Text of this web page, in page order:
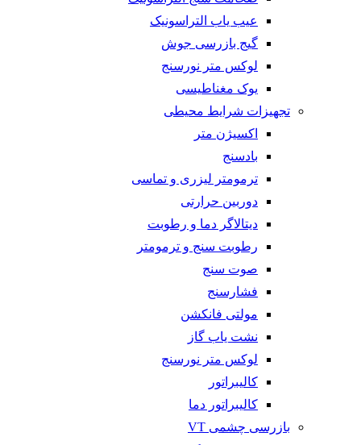
عیب یاب التراسونیک
گیج بازرسی جوش
لوکس متر نورسنج
یوک مغناطیسی
تجهیزات شرایط محیطی
اکسیژن متر
بادسنج
ترمومتر لیزری و تماسی
دوربین حرارتی
دیتالاگر دما و رطوبت
رطوبت سنج و ترمومتر
صوت سنج
فشارسنج
مولتی فانکشن
نشت یاب گاز
لوکس متر نورسنج
کالیبراتور
کالیبراتور دما
بازرسی چشمی VT